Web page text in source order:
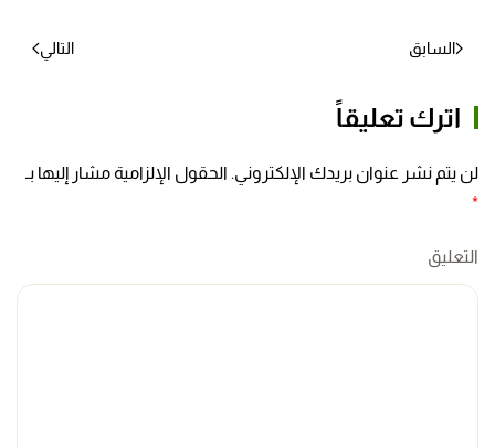
السابق التالي
اترك تعليقاً
لن يتم نشر عنوان بريدك الإلكتروني. الحقول الإلزامية مشار إليها بـ
*
التعليق